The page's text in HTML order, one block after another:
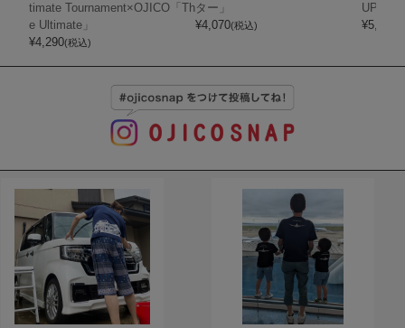
timate Tournament×OJICO「Th
e Ultimate」
¥4,290(税込)
ター」
¥4,070(税込)
UPER
¥5,720